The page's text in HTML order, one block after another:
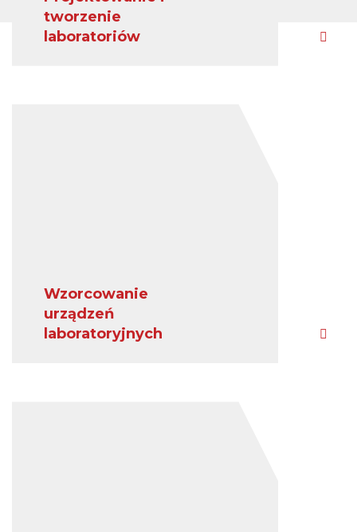
tworzenie
laboratoriów
Wzorcowanie
urządzeń
laboratoryjnych